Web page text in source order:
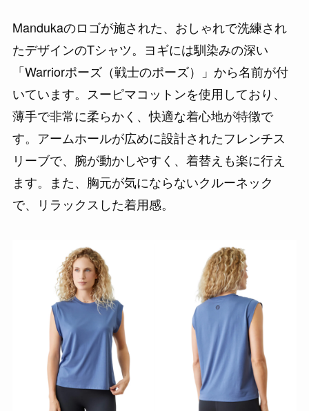
Mandukaのロゴが施された、おしゃれで洗練され
たデザインのTシャツ。ヨギには馴染みの深い
「Warriorポーズ（戦士のポーズ）」から名前が付
いています。スーピマコットンを使用しており、
薄手で非常に柔らかく、快適な着心地が特徴で
す。アームホールが広めに設計されたフレンチス
リーブで、腕が動かしやすく、着替えも楽に行え
ます。また、胸元が気にならないクルーネック
で、リラックスした着用感。